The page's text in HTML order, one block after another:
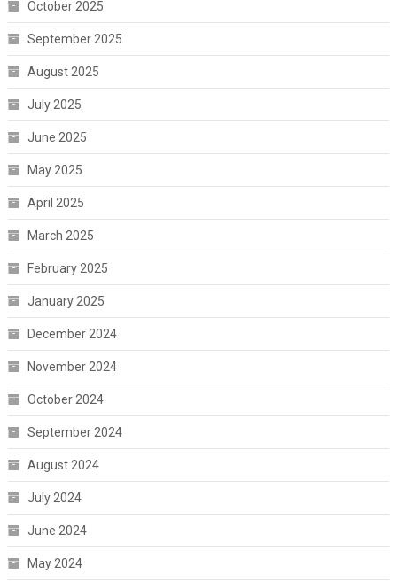
October 2025
September 2025
August 2025
July 2025
June 2025
May 2025
April 2025
March 2025
February 2025
January 2025
December 2024
November 2024
October 2024
September 2024
August 2024
July 2024
June 2024
May 2024